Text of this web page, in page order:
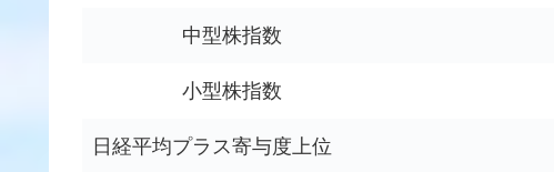
中型株指数
小型株指数
日経平均プラス寄与度上位